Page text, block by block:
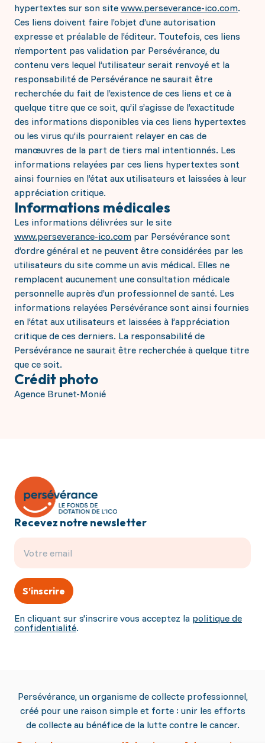
hypertextes sur son site www.perseverance-ico.com.
Ces liens doivent faire l’objet d’une autorisation
expresse et préalable de l’éditeur. Toutefois, ces liens
n’emportent pas validation par Persévérance, du
contenu vers lequel l’utilisateur serait renvoyé et la
responsabilité de Persévérance ne saurait être
recherchée du fait de l’existence de ces liens et ce à
quelque titre que ce soit, qu’il s’agisse de l’exactitude
des informations disponibles via ces liens hypertextes
ou les virus qu’ils pourraient relayer en cas de
manœuvres de la part de tiers mal intentionnés. Les
informations relayées par ces liens hypertextes sont
ainsi fournies en l’état aux utilisateurs et laissées à leur
appréciation critique.
Informations médicales
Les informations délivrées sur le site
www.perseverance-ico.com par Persévérance sont
d’ordre général et ne peuvent être considérées par les
utilisateurs du site comme un avis médical. Elles ne
remplacent aucunement une consultation médicale
personnelle auprès d’un professionnel de santé. Les
informations relayées Persévérance sont ainsi fournies
en l’état aux utilisateurs et laissées à l’appréciation
critique de ces derniers. La responsabilité de
Persévérance ne saurait être recherchée à quelque titre
que ce soit.
Crédit photo
Agence Brunet-Monié
Recevez notre newsletter
En cliquant sur s'inscrire vous acceptez la politique de
confidentialité.
S’inscrire
Persévérance, un organisme de collecte professionnel,
créé pour une raison simple et forte : unir les efforts
de collecte au bénéfice de la lutte contre le cancer.